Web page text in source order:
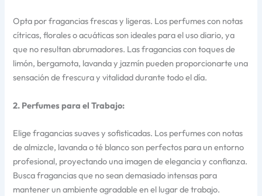
Opta por fragancias frescas y ligeras. Los perfumes con notas
cítricas, florales o acuáticas son ideales para el uso diario, ya
que no resultan abrumadores. Las fragancias con toques de
limón, bergamota, lavanda y jazmín pueden proporcionarte una
sensación de frescura y vitalidad durante todo el día.
2. Perfumes para el Trabajo:
Elige fragancias suaves y sofisticadas. Los perfumes con notas
de almizcle, lavanda o té blanco son perfectos para un entorno
profesional, proyectando una imagen de elegancia y confianza.
Busca fragancias que no sean demasiado intensas para
mantener un ambiente agradable en el lugar de trabajo.